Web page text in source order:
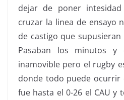
dejar de poner
cruzar la linea de ensayo
de castigo que
Pasaban los minutos y
inamovible pero el rugby
donde todo puede ocurrir
fue hasta el 0-26 el CAU y